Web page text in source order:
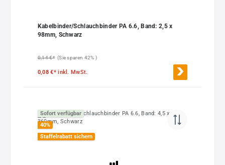
Kabelbinder/Schlauchbinder PA 6.6, Band: 2,5 x
98mm, Schwarz
0,14 €* (Sie sparen 42% )
0,08 €*inkl. MwSt.
Sofort verfügbar
40%
Staffelrabatt sichern